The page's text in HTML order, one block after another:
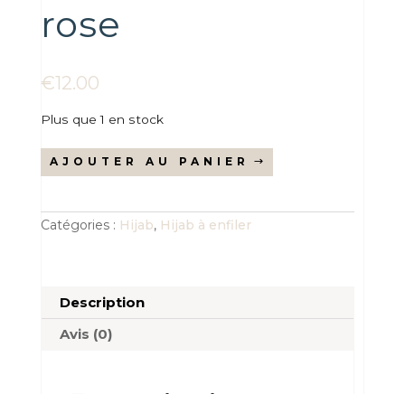
rose
€12.00
Plus que 1 en stock
quantité
de
nouer
jersey
AJOUTER AU PANIER
Catégories : Hijab, Hijab à enfiler
Description
Avis (0)